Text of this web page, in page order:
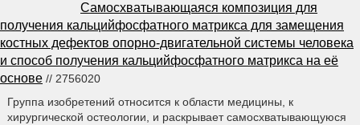
Самосхватывающаяся композиция для
получения кальцийфосфатного матрикса для замещения
костных дефектов опорно-двигательной системы человека
и способ получения кальцийфосфатного матрикса на её
основе // 2756020
Группа изобретений относится к области медицины, к
хирургической остеологии, и раскрывает самосхватывающуюся